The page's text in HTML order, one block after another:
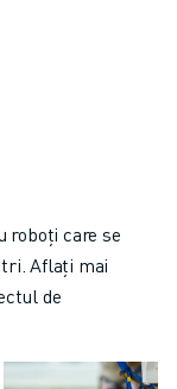
roboți care se
Aflați mai
de